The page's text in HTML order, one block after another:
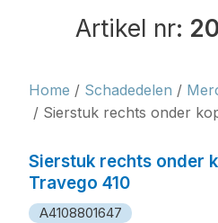
Artikel nr:
Home / Schadedelen /
/ Sierstuk rechts onder
Sierstuk rechts onder
Travego 410
A4108801647